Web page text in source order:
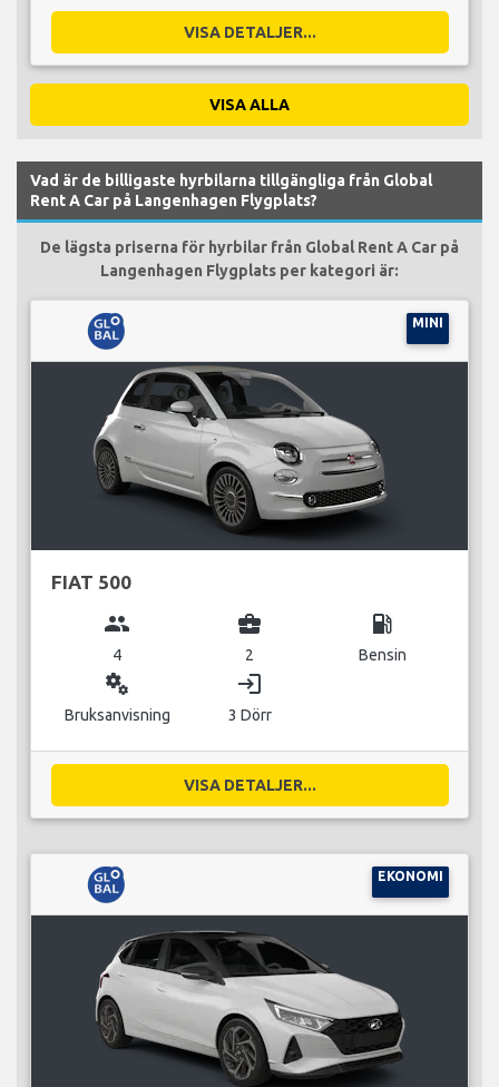
VISA DETALJER...
VISA ALLA
Vad är de billigaste hyrbilarna tillgängliga från Global
Rent A Car på Langenhagen Flygplats?
De lägsta priserna för hyrbilar från Global Rent A Car på
Langenhagen Flygplats per kategori är:
MINI
FIAT 500
group
4
business_center
2
local_gas_station
Bensin
miscellaneous_services
Bruksanvisning
login
3 Dörr
VISA DETALJER...
EKONOMI